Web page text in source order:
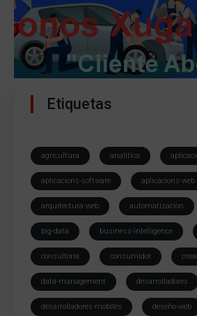
Etiquetas
agricultura analitica
aplicacions-software aplicacions-web
arquitectura-web automatizacion
big-data business-intelligence
consultoria consumidor
data-management desarrolladores
desarrolladores-mobiles deseño-web